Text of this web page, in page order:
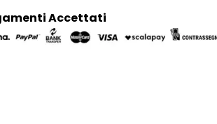
Accettati